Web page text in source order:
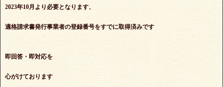
2023年10月より必要となります、
適格請求書発行事業者の登録番号をすでに取得済みです
即回答・即対応を
心がけております